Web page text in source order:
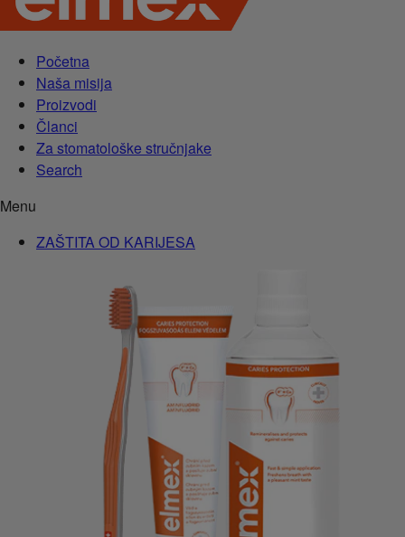
Početna
Naša misija
Proizvodi
Članci
Za stomatološke stručnjake
Search
Menu
ZAŠTITA OD KARIJESA